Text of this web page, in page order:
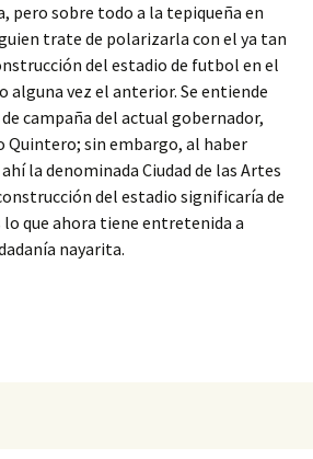
pero sobre todo a la tepiqueña en
trate de polarizarla con el ya tan
del estadio de futbol en el
alguna vez el anterior. Se entiende
campaña del actual gobernador,
Quintero; sin embargo, al haber
la denominada Ciudad de las Artes
del estadio significaría de
lo que ahora tiene entretenida a
nayarita.
beneficio de la duda